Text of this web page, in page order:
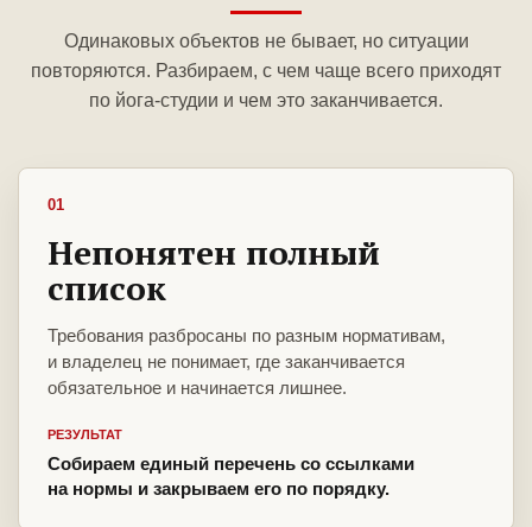
Одинаковых объектов не бывает, но ситуации
повторяются. Разбираем, с чем чаще всего приходят
по йога-студии и чем это заканчивается.
01
Непонятен полный
список
Требования разбросаны по разным нормативам,
и владелец не понимает, где заканчивается
обязательное и начинается лишнее.
РЕЗУЛЬТАТ
Собираем единый перечень со ссылками
на нормы и закрываем его по порядку.